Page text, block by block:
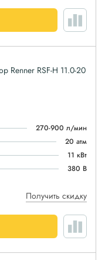
Renner RSF-H 11.0-20
270-900 л/мин
20 атм
11 кВт
380 В
Получить скидку